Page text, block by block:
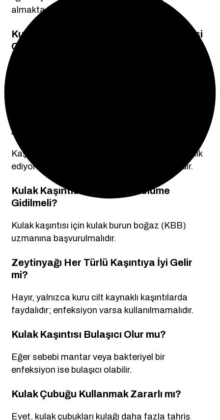
almaktadır:
Kulak Kaşıntısı Hangi Hastalığın Belirtisi
Olabilir?
Alınmalı?
Kaşıntı uzun sürüyor, kötü koku ya da akıntı eşlik
ediyorsa mutlaka bir uzmana başvurulmalıdır.
Kulak Kaşıntısı İçin Hangi Bölüme
Gidilmeli?
Kulak kaşıntısı için kulak burun boğaz (KBB)
uzmanına başvurulmalıdır.
Zeytinyağı Her Türlü Kaşıntıya İyi Gelir
mi?
Hayır, yalnızca kuru cilt kaynaklı kaşıntılarda
faydalıdır; enfeksiyon varsa kullanılmamalıdır.
Kulak Kaşıntısı Bulaşıcı Olur mu?
Eğer sebebi mantar veya bakteriyel bir
enfeksiyon ise bulaşıcı olabilir.
Kulak Çubuğu Kullanmak Zararlı mı?
Evet, kulak çubukları kulağı daha fazla tahriş